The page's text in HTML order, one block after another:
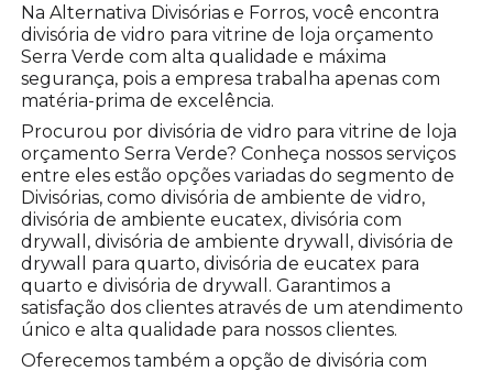
Na Alternativa Divisórias e Forros, você encontra
divisória de vidro para vitrine de loja orçamento
Serra Verde com alta qualidade e máxima
segurança, pois a empresa trabalha apenas com
matéria-prima de excelência.
Procurou por divisória de vidro para vitrine de loja
orçamento Serra Verde? Conheça nossos serviços
entre eles estão opções variadas do segmento de
Divisórias, como divisória de ambiente de vidro,
divisória de ambiente eucatex, divisória com
drywall, divisória de ambiente drywall, divisória de
drywall para quarto, divisória de eucatex para
quarto e divisória de drywall. Garantimos a
satisfação dos clientes através de um atendimento
único e alta qualidade para nossos clientes.
Oferecemos também a opção de divisória com